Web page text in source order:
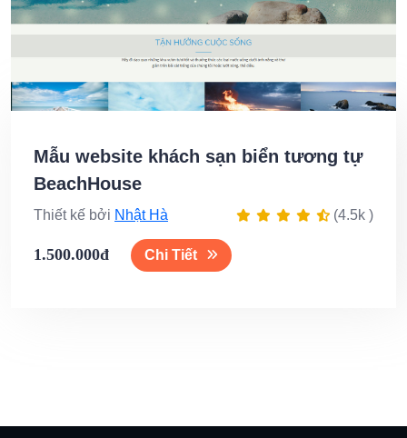
Mẫu website khách sạn biển tương tự
BeachHouse
Thiết kế bởi Nhật Hà (4.5k )
1.500.000đ Chi Tiết